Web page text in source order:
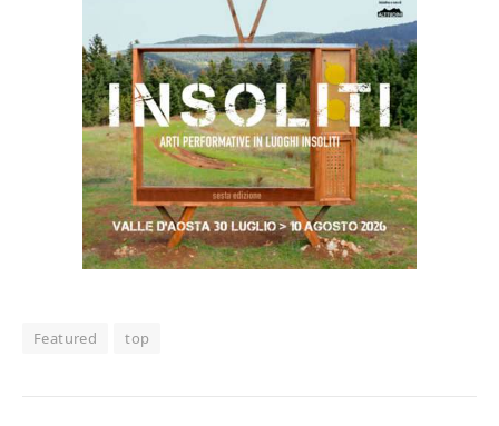
Featured top